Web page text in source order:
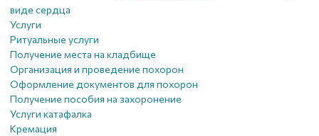
виде сердца
Услуги
Ритуальные услуги
Получение места на кладбище
Организация и проведение похорон
Оформление документов для похорон
Получение пособия на захоронение
Услуги катафалка
Кремация